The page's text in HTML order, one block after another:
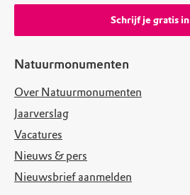
Natuurmonumenten
Over Natuurmonumenten
Jaarverslag
Vacatures
Nieuws & pers
Nieuwsbrief aanmelden
Schrijf je gratis in